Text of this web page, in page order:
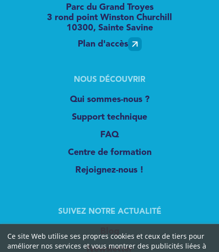
Ce site Web utilise ses propres cookies et ceux de tiers pour
améliorer nos services et vous montrer des publicités liées à
Parc du Grand Troyes
3 rond point Winston Churchill
10300, Sainte Savine
Plan d'accès
NOUS DÉCOUVRIR
Qui sommes-nous ?
Support technique
FAQ
Centre de formation
Rejoignez-nous !
SUIVEZ NOTRE ACTUALITÉ
Newsletter